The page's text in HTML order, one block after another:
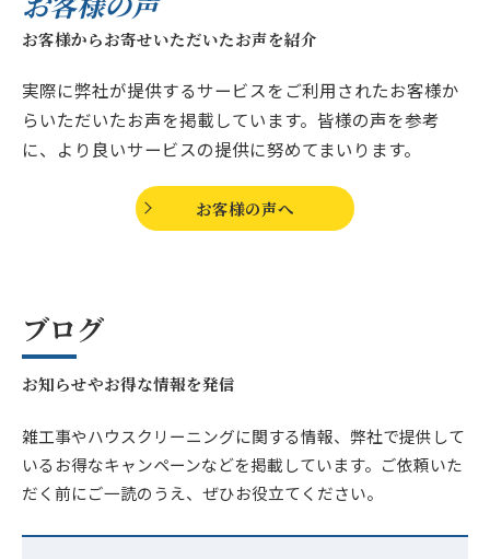
お客様からお寄せいただいたお声を紹介
実際に弊社が提供するサービスをご利用されたお客様か
らいただいたお声を掲載しています。皆様の声を参考
に、より良いサービスの提供に努めてまいります。
お客様の声へ
ブログ
お知らせやお得な情報を発信
雑工事やハウスクリーニングに関する情報、弊社で提供して
いるお得なキャンペーンなどを掲載しています。ご依頼いた
だく前にご一読のうえ、ぜひお役立てください。